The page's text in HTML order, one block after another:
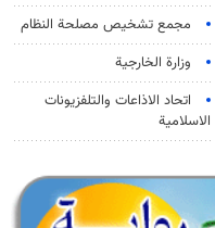
مجمع تشخيص مصلحة النظام
وزارة الخارجية
اتحاد الاذاعات والتلفزيونات
الاسلامية